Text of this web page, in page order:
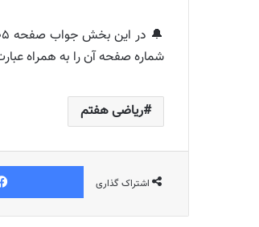
شماره صفحه آن را به همراه
ریاضی هفتم
اشتراک گذاری